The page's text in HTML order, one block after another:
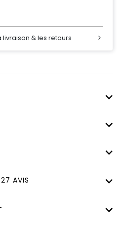
livraison & les retours
27 AVIS